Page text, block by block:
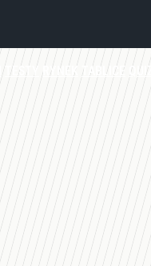
TESTY RYNEK TABLICE